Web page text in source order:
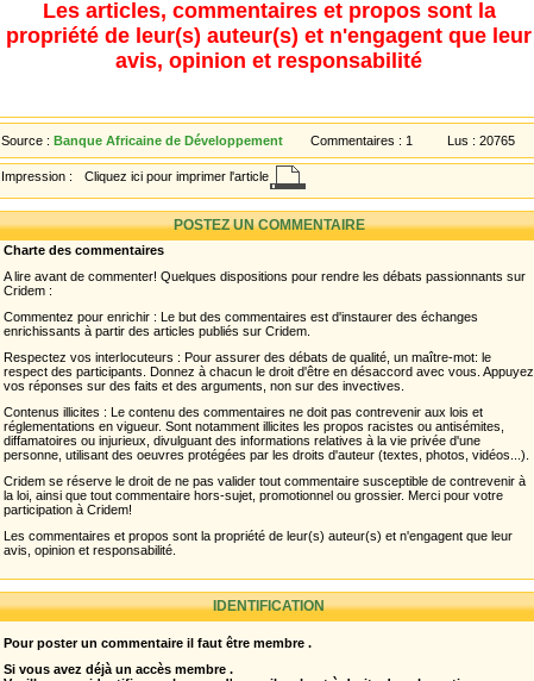
Les articles, commentaires et propos sont la
propriété de leur(s) auteur(s) et n'engagent que leur
avis, opinion et responsabilité
Source : Banque Africaine de Développement
(BAD)
Commentaires : 1 Lus : 20765
Impression : Cliquez ici pour imprimer l'article
POSTEZ UN COMMENTAIRE
Charte des commentaires
A lire avant de commenter! Quelques dispositions pour rendre les débats passionnants sur
Cridem :
Commentez pour enrichir : Le but des commentaires est d'instaurer des échanges
enrichissants à partir des articles publiés sur Cridem.
Respectez vos interlocuteurs : Pour assurer des débats de qualité, un maître-mot: le
respect des participants. Donnez à chacun le droit d'être en désaccord avec vous. Appuyez
vos réponses sur des faits et des arguments, non sur des invectives.
Contenus illicites : Le contenu des commentaires ne doit pas contrevenir aux lois et
réglementations en vigueur. Sont notamment illicites les propos racistes ou antisémites,
diffamatoires ou injurieux, divulguant des informations relatives à la vie privée d'une
personne, utilisant des oeuvres protégées par les droits d'auteur (textes, photos, vidéos...).
Cridem se réserve le droit de ne pas valider tout commentaire susceptible de contrevenir à
la loi, ainsi que tout commentaire hors-sujet, promotionnel ou grossier. Merci pour votre
participation à Cridem!
Les commentaires et propos sont la propriété de leur(s) auteur(s) et n'engagent que leur
avis, opinion et responsabilité.
IDENTIFICATION
Pour poster un commentaire il faut être membre .
Si vous avez déjà un accès membre .